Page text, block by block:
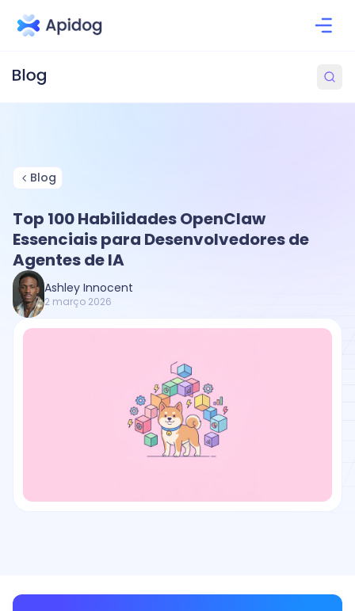
Blog
Top 100 Habilidades OpenClaw
Essenciais para Desenvolvedores de
Agentes de IA
Ashley Innocent
2 março 2026